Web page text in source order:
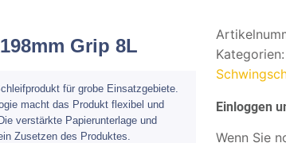
Grip 8L
für grobe Einsatzgebiete.
macht das Produkt flexibel und
verstärkte Papierunterlage und
Zusetzen des Produktes.
Kategorien:
Einloggen
Wenn Sie